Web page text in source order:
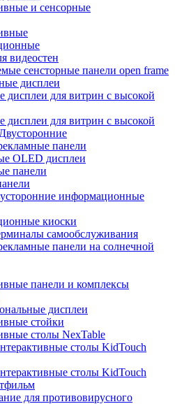
и сенсорные
видеостен
сенсторные панели open frame
дисплеи
дисплеи для витрин с высокой
дисплеи для витрин с высокой
панели
OLED дисплеи
панели
информационные
киоски
самообслуживания
панели на солнечной
панели и комплексы
дисплеи
стойки
столы NexTable
столы KidTouch
столы KidTouch
для противовирусного